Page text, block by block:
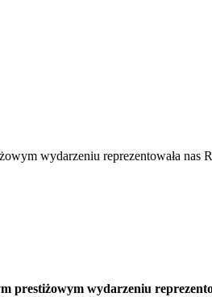
wydarzeniu reprezentowała nas
prestiżowym wydarzeniu